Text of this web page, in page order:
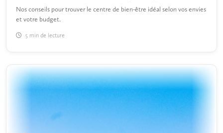
Nos conseils pour trouver le centre de bien-être idéal selon vos envies
et votre budget.
5 min de lecture